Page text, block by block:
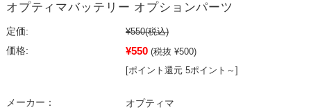
オプティマバッテリー オプションパーツ
定価: ¥550(税込)
価格:
¥550 (税抜 ¥500)
[ポイント還元 5ポイント～]
メーカー： オプティマ